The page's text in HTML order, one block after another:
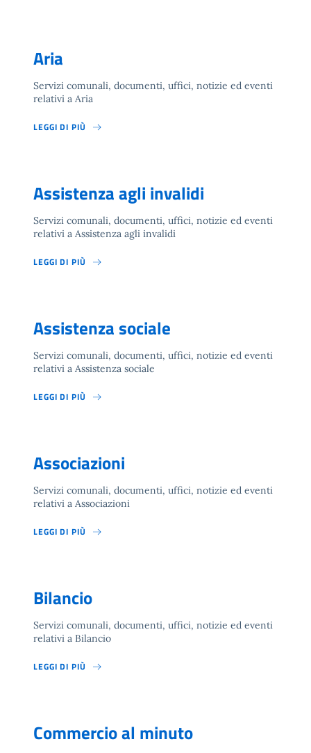
Aria
Servizi comunali, documenti, uffici, notizie ed eventi
relativi a Aria
LEGGI DI PIÙ
Assistenza agli invalidi
Servizi comunali, documenti, uffici, notizie ed eventi
relativi a Assistenza agli invalidi
LEGGI DI PIÙ
Assistenza sociale
Servizi comunali, documenti, uffici, notizie ed eventi
relativi a Assistenza sociale
LEGGI DI PIÙ
Associazioni
Servizi comunali, documenti, uffici, notizie ed eventi
relativi a Associazioni
LEGGI DI PIÙ
Bilancio
Servizi comunali, documenti, uffici, notizie ed eventi
relativi a Bilancio
LEGGI DI PIÙ
Commercio al minuto